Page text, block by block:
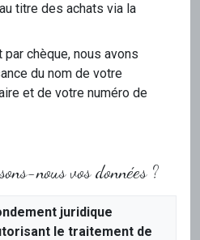
titre des achats via la
chèque, nous avons
du nom de votre
et de votre numéro de
nous vos données ?
juridique
le traitement de